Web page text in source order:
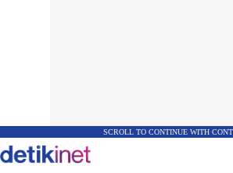
SCROLL TO CONTINUE WITH